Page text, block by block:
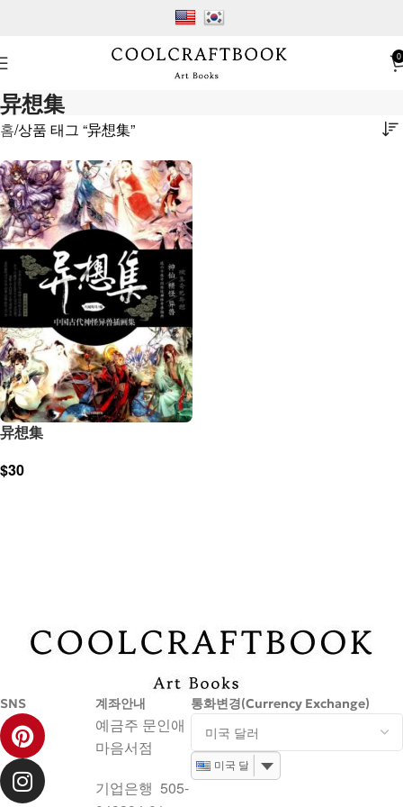
0
异想集
홈 상품 태그 “异想集”
异想集
$30
SNS 계좌안내
예금주 문인애
마음서점
기업은행 505-
통화변경(Currency Exchange)
미국 달러